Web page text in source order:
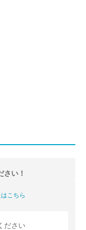
さい！
こちら
ださい